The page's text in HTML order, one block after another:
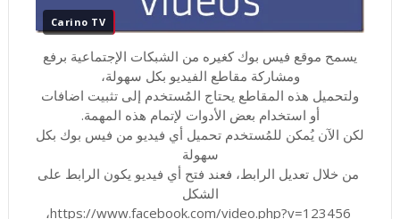
Carino TV
يسمح موقع فيس بوك كغيره من الشبكات الإجتماعية برفع
ومشاركة مقاطع الفيديو بكل سهولة،
ولتحميل هذه المقاطع يحتاج المُستخدم إلى تثبيت اضافات
أو استخدام بعض الأدوات لإتمام هذه المهمة.
لكن الآن يُمكن للمُستخدم تحميل أي فيديو من فيس بوك بكل
سهولة
من خلال تعديل الرابط، فعند فتح أي فيديو يكون الرابط على
الشكل